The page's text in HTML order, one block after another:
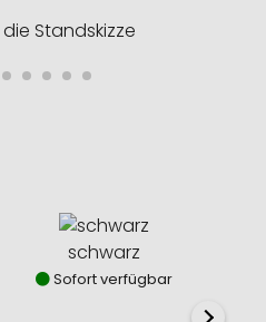
die Standskizze
schwarz
Sofort verfügbar